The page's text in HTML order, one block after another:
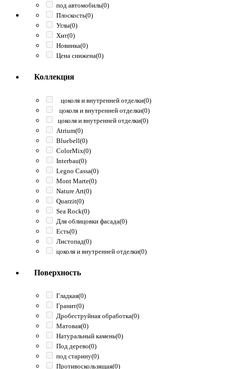
под автомобиль(0)
Плоскость(0)
Углы(0)
Хит(0)
Новинка(0)
Цена снижена(0)
Коллекция
цоколя и внутренней отделки(0)
цоколя и внутренней отделки(0)
цоколя и внутренней отделки(0)
Atrium(0)
Bluebell(0)
ColorMix(0)
Interbau(0)
Legno Cassa(0)
Mont Marte(0)
Nature Art(0)
Quarzit(0)
Sea Rock(0)
Для облицовки фасада(0)
Есть(0)
Листопад(0)
цоколя и внутренней отделки(0)
Поверхность
Гладкая(0)
Гранит(0)
Дробеструйная обработка(0)
Матовая(0)
Натуральный камень(0)
Под дерево(0)
под старину(0)
Противоскользящая(0)